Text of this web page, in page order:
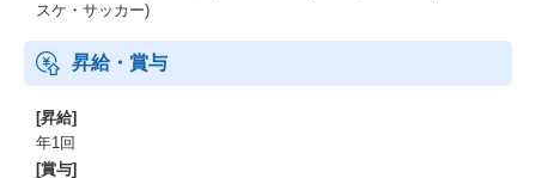
スケ・サッカー)
昇給・賞与
[昇給]
年1回
[賞与]